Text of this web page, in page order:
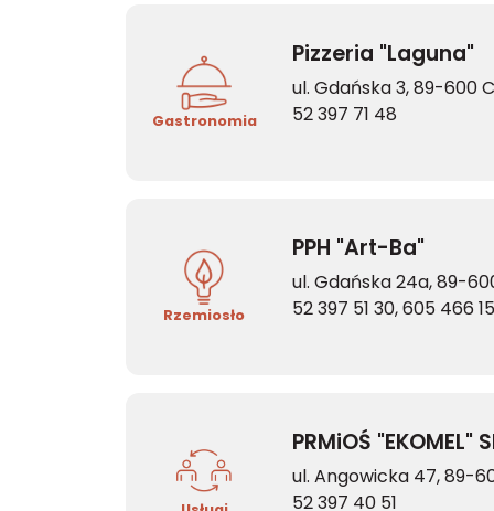
Gastronomia
Pizzeria "Laguna"
ul. Gdańska 3, 89-600
52 397 71 48
Rzemiosło
PPH "Art-Ba"
ul. Gdańska 24a, 89-
52 397 51 30, 605 466
PRMiOŚ "EKOMEL"
ul. Angowicka 47, 89-
52 397 40 51